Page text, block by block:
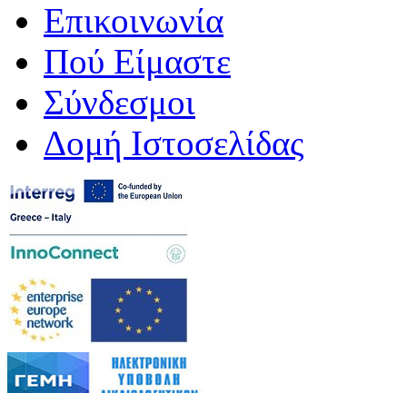
Επικοινωνία
Πού Είμαστε
Σύνδεσμοι
Δομή Ιστοσελίδας